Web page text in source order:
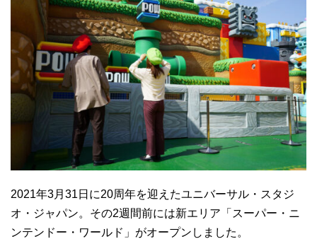
2021年3月31日に20周年を迎えたユニバーサル・スタジ
オ・ジャパン。その2週間前には新エリア「スーパー・ニ
ンテンドー・ワールド」がオープンしました。